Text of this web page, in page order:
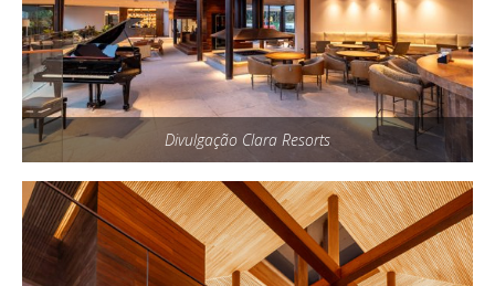
Divulgação Clara Resorts